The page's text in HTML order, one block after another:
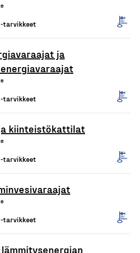
tarvikkeet
ja
tarvikkeet
kiinteistökattilat
tarvikkeet
tarvikkeet
lämmitysenergian